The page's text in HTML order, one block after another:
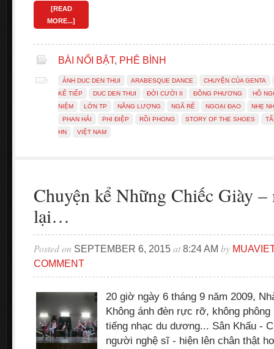
[READ
MORE...]
BÀI NỔI BẬT, PHÊ BÌNH
ẢNH DUC DEN THUI ARABESQUE DANCE
CHUYỆN CỦA GENTA
KỂ TIẾP
DUC DEN THUI ĐỜI CƯỜI II ĐÔNG PHƯƠNG
HỒ
NIỆM
LỚN TP NĂNG LƯỢNG NGÃ RẼ NGOẠI ĐẠO
NHẸ
PHAN HẢI
PHI ĐIỆP RỒI PHONG STORY OF THE SHOES
HN
VIỆT NAM
Chuyện kể Những Chiếc Giày
lại…
Posted on SEPTEMBER 6, 2015 at8:24 AM by
COMMENT
20 giờ ngày 6 tháng 9 năm 2009,
Không ánh đèn rực rỡ, không
tiếng nhạc du dương... Sân Khấu -
người nghệ sĩ - hiện lên chân thật